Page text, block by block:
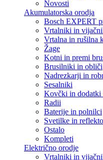
Novosti
Akumulatorska orodja
Bosch EXPERT
Vrtalniki in
Vrtalna in rušilna
Žage
Kotni in premi
Brusilniki in obliči
Nadrezkarji in
Sesalniki
Kovčki in dodatki
Radii
Baterije in polnilci
Svetilke in
Ostalo
Kompleti
Električno orodje
Vrtalniki in